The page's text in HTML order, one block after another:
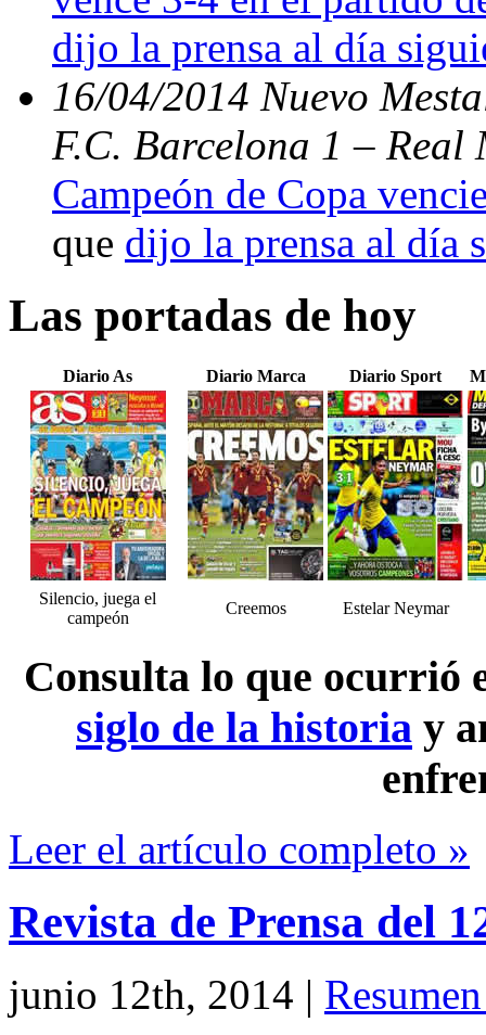
dijo la prensa al día
16/04/2014 Nuevo
F.C. Barcelona 1 –
Campeón de Copa
que dijo la prensa al día
Las portadas de hoy
Diario As Diario Marca Diario Sport
Silencio, juega el
campeón
Creemos Estelar Neymar
Consulta lo que ocurrió
siglo de la historia y
Leer el artículo completo »
Revista de Prensa del
junio 12th, 2014 |